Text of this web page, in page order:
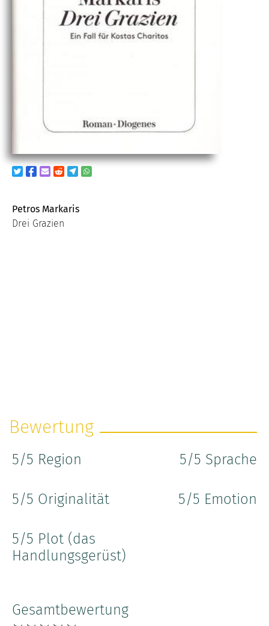
Petros Markaris
Drei Grazien
Bewertung
5/5 Region 5/5 Sprache
5/5 Originalität 5/5 Emotion
5/5 Plot (das
Handlungsgerüst)
Gesamtbewertung